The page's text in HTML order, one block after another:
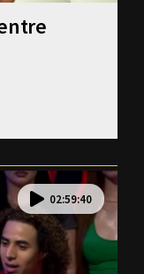
02:59:40